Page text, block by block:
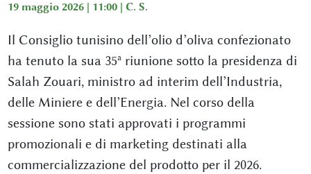
19 maggio 2026 | 11:00 | C. S.
Il Consiglio tunisino dell’olio d’oliva confezionato
ha tenuto la sua 35ª riunione sotto la presidenza di
Salah Zouari, ministro ad interim dell’Industria,
delle Miniere e dell’Energia. Nel corso della
sessione sono stati approvati i programmi
promozionali e di marketing destinati alla
commercializzazione del prodotto per il 2026.